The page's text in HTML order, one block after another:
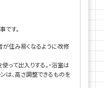
です。
住み易くなるように改修
って出入りする。・浴室は
は、高さ調整できるものを